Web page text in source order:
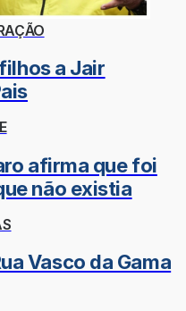
a Jair
afirma que foi
não existia
Vasco da Gama